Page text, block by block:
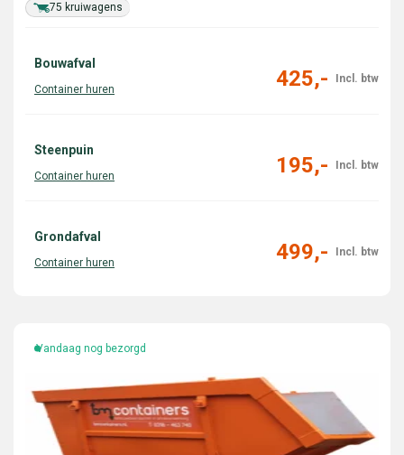
75 kruiwagens
Bouwafval
425,-
Steenpuin
195,-
Grondafval
499,-
Vandaag nog bezorgd